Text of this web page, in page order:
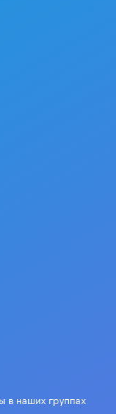
в наших группах